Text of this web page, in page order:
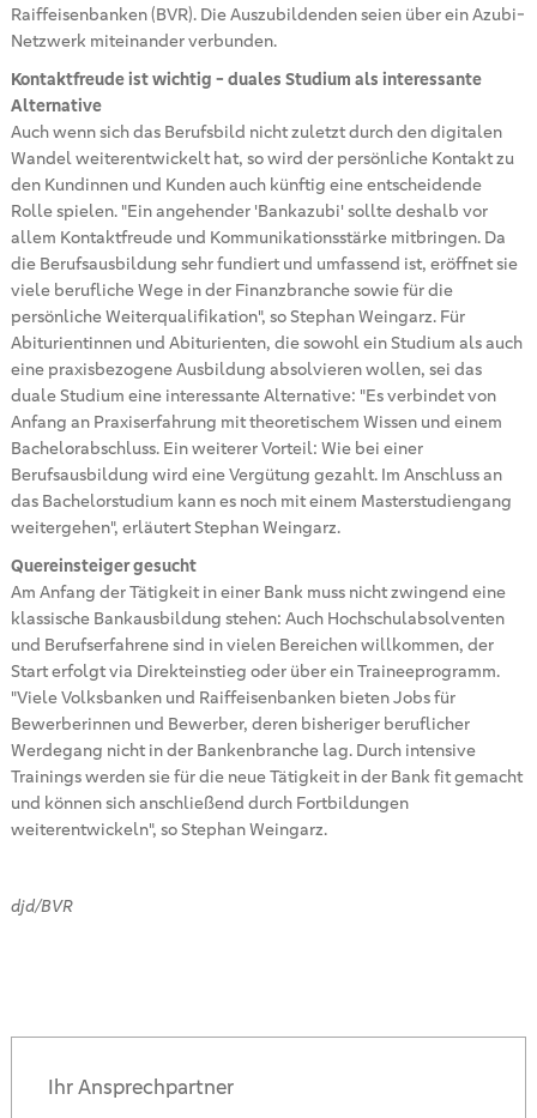
Raiffeisenbanken (BVR). Die Auszubildenden seien über ein Azubi-
Netzwerk miteinander verbunden.
Kontaktfreude ist wichtig - duales Studium als interessante
Alternative
Auch wenn sich das Berufsbild nicht zuletzt durch den digitalen
Wandel weiterentwickelt hat, so wird der persönliche Kontakt zu
den Kundinnen und Kunden auch künftig eine entscheidende
Rolle spielen. "Ein angehender 'Bankazubi' sollte deshalb vor
allem Kontaktfreude und Kommunikationsstärke mitbringen. Da
die Berufsausbildung sehr fundiert und umfassend ist, eröffnet sie
viele berufliche Wege in der Finanzbranche sowie für die
persönliche Weiterqualifikation", so Stephan Weingarz. Für
Abiturientinnen und Abiturienten, die sowohl ein Studium als auch
eine praxisbezogene Ausbildung absolvieren wollen, sei das
duale Studium eine interessante Alternative: "Es verbindet von
Anfang an Praxiserfahrung mit theoretischem Wissen und einem
Bachelorabschluss. Ein weiterer Vorteil: Wie bei einer
Berufsausbildung wird eine Vergütung gezahlt. Im Anschluss an
das Bachelorstudium kann es noch mit einem Masterstudiengang
weitergehen", erläutert Stephan Weingarz.
Quereinsteiger gesucht
Am Anfang der Tätigkeit in einer Bank muss nicht zwingend eine
klassische Bankausbildung stehen: Auch Hochschulabsolventen
und Berufserfahrene sind in vielen Bereichen willkommen, der
Start erfolgt via Direkteinstieg oder über ein Traineeprogramm.
"Viele Volksbanken und Raiffeisenbanken bieten Jobs für
Bewerberinnen und Bewerber, deren bisheriger beruflicher
Werdegang nicht in der Bankenbranche lag. Durch intensive
Trainings werden sie für die neue Tätigkeit in der Bank fit gemacht
und können sich anschließend durch Fortbildungen
weiterentwickeln", so Stephan Weingarz.
djd/BVR
Ihr Ansprechpartner